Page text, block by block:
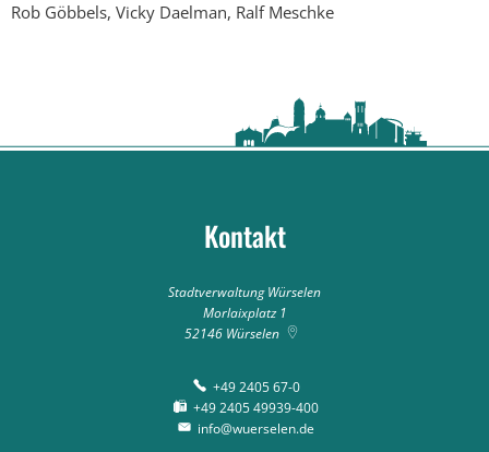
Rob Göbbels, Vicky Daelman, Ralf Meschke
Kontakt
Stadtverwaltung Würselen
Morlaixplatz 1
52146 Würselen
+49 2405 67-0
+49 2405 49939-400
info@wuerselen.de